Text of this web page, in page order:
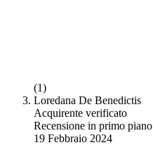
(1)
Loredana De Benedictis
Acquirente verificato
Recensione in primo piano
19 Febbraio 2024